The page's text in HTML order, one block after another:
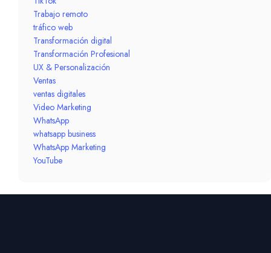
Trabajo remoto
tráfico web
Transformación digital
Transformación Profesional
UX & Personalización
Ventas
ventas digitales
Video Marketing
WhatsApp
whatsapp business
WhatsApp Marketing
YouTube